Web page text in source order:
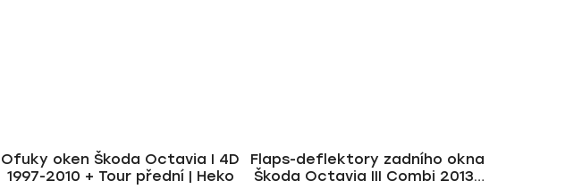
Ofuky oken Škoda Octavia I 4D
1997-2010 + Tour přední | Heko
Flaps-deflektory zadního okna
Škoda Octavia III Combi 2013-